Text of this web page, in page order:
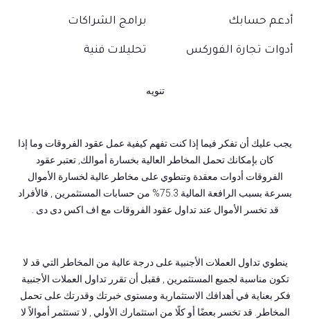
أدعم حسابك برامج الشراكات
أدوات تجارة الفوركس تحليلات فنية
تنويه
يجب عليك أن تفكر فيما إذا كنت تفهم كيفية عمل عقود الفروقات وما إذا
كان بإمكانك تحمل المخاطر العالية بخسارة أموالك, تعتبر عقود
الفروقات أدوات معقدة وتنطوي على مخاطر عالية لخسارة الأموال
بسرعة بسبب الرافعة المالية 75.3% من حسابات المستثمرين , فالأفراد
قد تخسر الأموال عند تداول عقود الفروقات مع اف اكس دى دى .
ينطوي تداول العملات الأجنبية على درجة عالية من المخاطر التي قد لا
تكون مناسبة لجميع المستثمرين , فقبل أن تقرر تداول العملات الأجنبية
فكر بعناية في أهدافك الاستثمارية ومستوى خبرتك وقدرتك على تحمل
المخاطر. قد تخسر بعضًا أو كلًا من استثمارك الأولي , لا تستثمر أموالاً لا